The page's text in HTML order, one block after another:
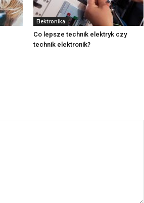
Elektronika
Co lepsze technik elektryk czy
technik elektronik?